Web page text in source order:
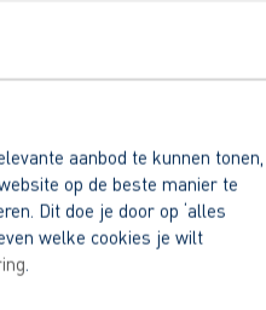
aanbod te kunnen tonen,
op de beste manier te
Dit doe je door op ‘alles
welke cookies je wilt
.
jaar.